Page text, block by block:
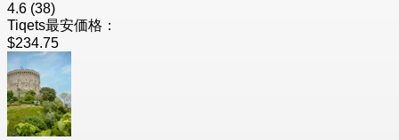
4.6 (38)
Tiqets最安価格：
$234.75